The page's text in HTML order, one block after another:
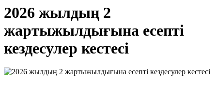
2026 жылдың 2
жартыжылдығына есепті
кездесулер кестесі